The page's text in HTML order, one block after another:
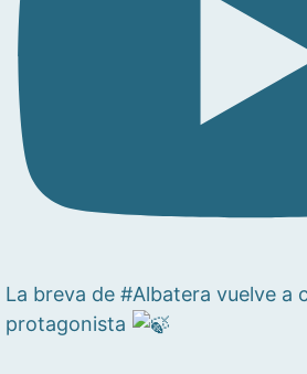
La breva de #Albatera vuelve a
protagonista